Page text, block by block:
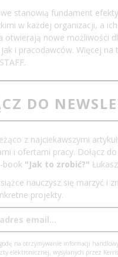
stanowią fundament
w każdej organizacji, a
otwierają nowe możliwości
i pracodawców. Więcej na
DO
z najciekawszymi
i ofertami pracy. Dołącz
book "Jak to zrobić?"
nauczysz się marzyć i
projekty.
na otrzymywanie informacji
elektronicznej, wysyłanych przez